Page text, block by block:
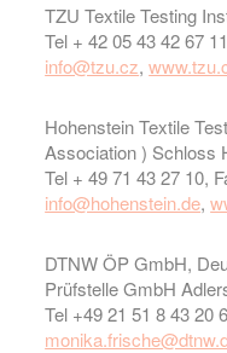
TZU Textile Testing
Tel + 42 05 43 42 67 11
info@tzu.cz,
Hohenstein Textile
Association ) Schloss
Tel + 49 71 43 27 10,
info@hohenstein.de,
DTNW ÖP GmbH,
Prüfstelle GmbH
Tel +49 21 51 8 43 20